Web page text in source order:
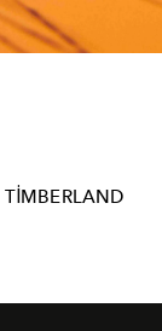
TIMBERLAND